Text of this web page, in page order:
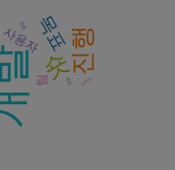
이며, 관련 툴 및 솔루션
요성이 더욱 커질 것이며,
다. 경쟁업체로는 현재 비
이 있을 것입니다.
램, 틱톡의 광고 플랫폼,
쟁자가 될 수 있습니다.
숏진행
목표
사용자
팀 주요
집중
온라인